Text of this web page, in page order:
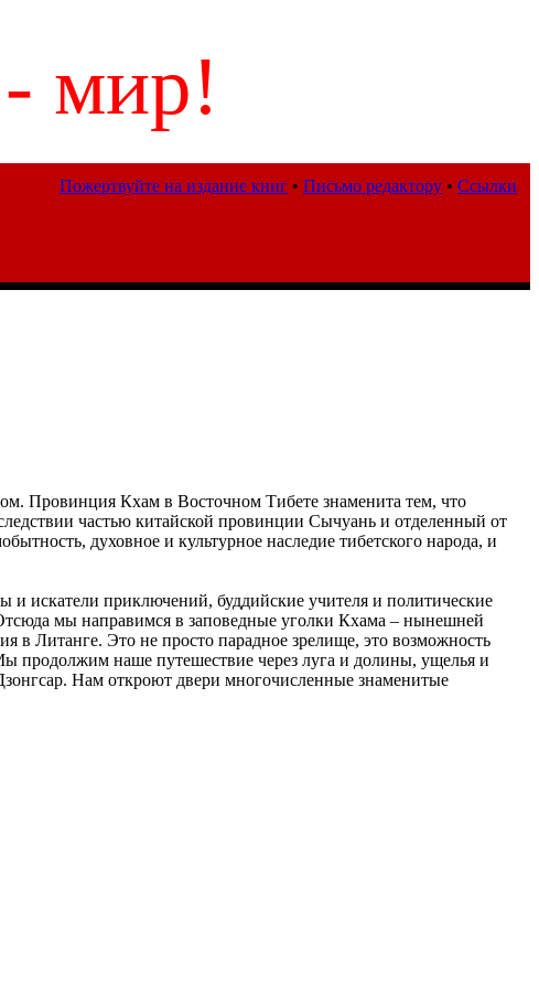
Пожертвуйте на издание книг • Письмо редактору • Ссылки
мир!
Провинция Кхам в Восточном Тибете знаменита тем, что
частью китайской провинции Сычуань и отделенный от
духовное и культурное наследие тибетского народа, и
искатели приключений, буддийские учителя и политические
мы направимся в заповедные уголки Кхама – нынешней
в Литанге. Это не просто парадное зрелище, это возможность
продолжим наше путешествие через луга и долины, ущелья и
Нам откроют двери многочисленные знаменитые